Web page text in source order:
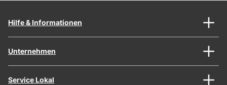
Hilfe & Informationen
Unternehmen
Service Lokal